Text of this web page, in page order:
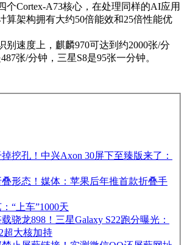
个Cortex-A73核心，在处理同样的AI应用
算架构拥有大约50倍能效和25倍性能优
别速度上，麒麟970可达到约2000张/分
张/分钟，三星S8是95张一分钟。
挖孔！中兴Axon 30屏下至臻版来了：
形态！媒体：苹果后年推首款折叠手
“上车”1000天
骁龙898！三星Galaxy S22跑分曝光：
超大核加持